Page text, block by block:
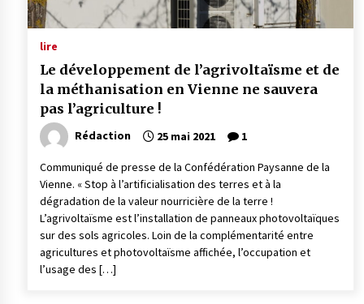
lire
Le développement de l’agrivoltaïsme et de
la méthanisation en Vienne ne sauvera
pas l’agriculture !
Rédaction 25 mai 2021 1
Communiqué de presse de la Confédération Paysanne de la
Vienne. « Stop à l’artificialisation des terres et à la
dégradation de la valeur nourricière de la terre !
L’agrivoltaïsme est l’installation de panneaux photovoltaïques
sur des sols agricoles. Loin de la complémentarité entre
agricultures et photovoltaïsme affichée, l’occupation et
l’usage des […]